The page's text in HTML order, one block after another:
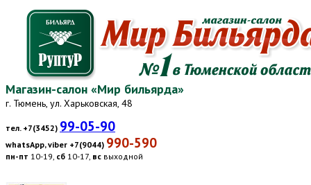
Магазин-салон «Мир бильярда»
г. Тюмень, ул. Харьковская, 48
тел. +7(3452) 99-05-90
whatsApp, viber +7(9044) 990-590
пн-пт 10-19, сб 10-17, вс выходной